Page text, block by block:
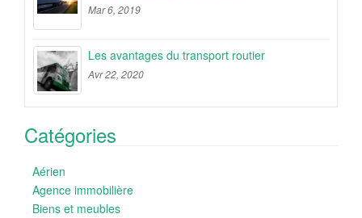
Mar 6, 2019
Les avantages du transport routier
Avr 22, 2020
Catégories
Aérien
Agence immobilière
Biens et meubles